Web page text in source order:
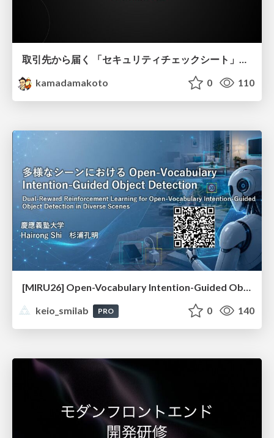
kamadamakoto
0 110
[MIRU26] Open-Vocabulary Intention-Guided Object Detection in Diverse Scenes
keio_smilab
PRO 0 140